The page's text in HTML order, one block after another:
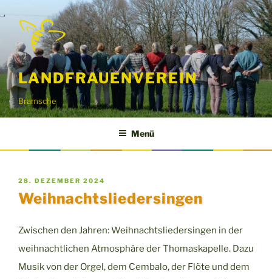
Inhalt
springen
LANDFRAUENVEREIN
Bramsche
Menü
VERÖFFENTLICHT
AM
28. DEZEMBER 2024
Weihnachtsliedersingen
Zwischen den Jahren: Weihnachtsliedersingen in der
weihnachtlichen Atmosphäre der Thomaskapelle. Dazu
Musik von der Orgel, dem Cembalo, der Flöte und dem